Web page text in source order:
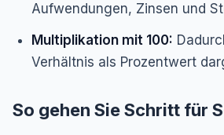
Aufwendungen, Zinsen und
Multiplikation mit 100:
Verhältnis als Prozentwert
So gehen Sie Schritt für